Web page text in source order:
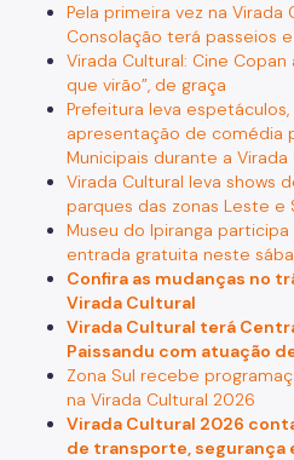
Pela primeira vez na Virada
Consolação terá passeios
Virada Cultural: Cine
que virão”, de graça
Prefeitura leva espetáculos,
apresentação de comédia
Municipais durante a Virada
Virada Cultural leva shows
parques das zonas Leste e
Museu do Ipiranga
entrada gratuita neste
Confira as mudanças no
Virada Cultural
Virada Cultural terá
Paissandu com atuação
Zona Sul recebe
na Virada Cultural 2026
Virada Cultural 2026
de transporte, segurança